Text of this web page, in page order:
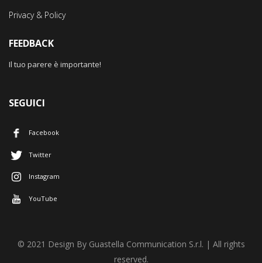
Privacy & Policy
FEEDBACK
Il tuo parere è importante!
SEGUICI
Facebook
Twitter
Instagram
YouTube
© 2021 Design By Guastella Communication S.r.l. | All rights
reserved.